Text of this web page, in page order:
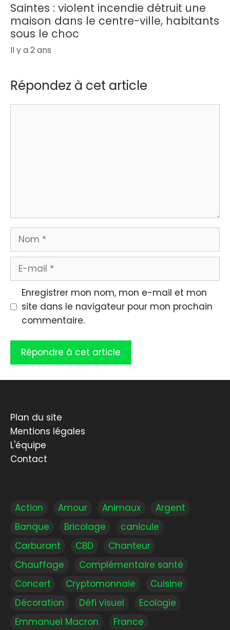
Saintes : violent incendie détruit une
maison dans le centre-ville, habitants
sous le choc
Il y a 2 ans
Répondez à cet article
Nom
Enregistrer mon nom, mon e-mail et mon
site dans le navigateur pour mon prochain
commentaire.
Plan du site
Mentions légales
L'équipe
Contact
Action Amour Animaux
Argent
Banque
Bricolage
canicule
Carburant
CBD
Chanteur
Chauffage
Complémentaire santé
Concert
Cryptomonnaie
Cuisine
Décoration
Défi visuel
Ecologie
Emmanuel Macron
France